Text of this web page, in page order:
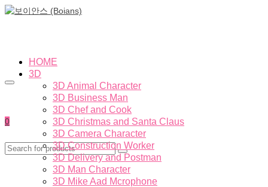
0
HOME
3D
3D Animal Character
3D Business Man
3D Chef and Cook
3D Christmas and Santa Claus
3D Camera Character
3D Construction Worker
3D Delivery and Postman
3D Man Character
3D Mike Aad Mcrophone